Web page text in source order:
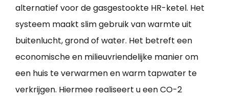
alternatief voor de gasgestookte HR-ketel. Het
systeem maakt slim gebruik van warmte uit
buitenlucht, grond of water. Het betreft een
economische en milieuvriendelijke manier om
een huis te verwarmen en warm tapwater te
verkrijgen. Hiermee realiseert u een CO-2